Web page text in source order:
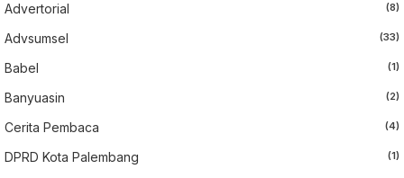
Advertorial (8)
Advsumsel (33)
Babel (1)
Banyuasin (2)
Cerita Pembaca (4)
DPRD Kota Palembang (1)